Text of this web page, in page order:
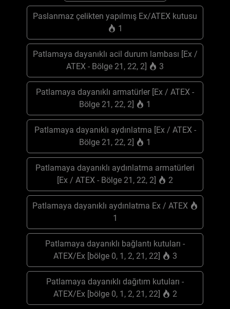
Paslanmaz çelikten yapılmış Ex/ATEX kutusu
1
Patlamaya dayanıklı acil durum lambası [Ex /
ATEX - Bölge 21, 22, 2]
3
Patlamaya dayanıklı armatürler [Ex / ATEX -
Bölge 21, 22, 2]
1
Patlamaya dayanıklı aydınlatma [Ex / ATEX -
Bölge 21, 22, 2]
1
Patlamaya dayanıklı aydınlatma armatürleri
[Ex / ATEX - Bölge 21, 22, 2]
2
Patlamaya dayanıklı aydınlatma Ex / ATEX
1
Patlamaya dayanıklı bağlantı kutuları -
ATEX/Ex [bölge 0, 1, 2, 21, 22]
3
Patlamaya dayanıklı dağıtım kutuları -
ATEX/Ex [bölge 0, 1, 2, 21, 22]
2